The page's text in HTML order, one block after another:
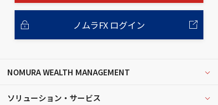
ノムラFX ログイン
NOMURA WEALTH MANAGEMENT
ソリューション・サービス